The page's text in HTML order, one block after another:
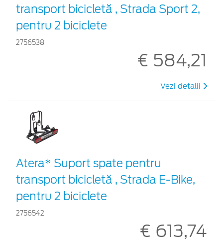
transport bicicletă , Strada Sport 2,
pentru 2 biciclete
2756538
€ 584,21
Vezi detalii
Atera* Suport spate pentru
transport bicicletă , Strada E-Bike,
pentru 2 biciclete
2756542
€ 613,74